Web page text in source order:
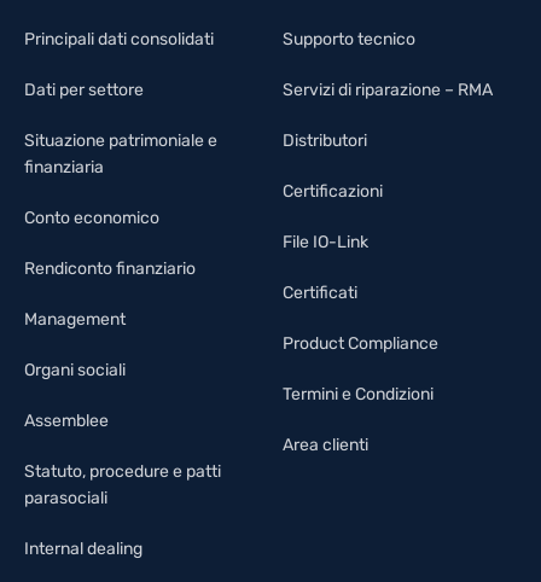
Principali dati consolidati
Dati per settore
Situazione patrimoniale e
finanziaria
Conto economico
Rendiconto finanziario
Management
Organi sociali
Assemblee
Statuto, procedure e patti
parasociali
Internal dealing
Supporto tecnico
Servizi di riparazione – RMA
Distributori
Certificazioni
File IO-Link
Certificati
Product Compliance
Termini e Condizioni
Area clienti